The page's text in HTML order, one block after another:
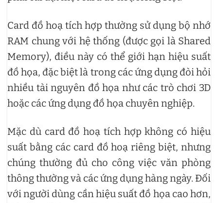
Card đồ hoạ tích hợp thường sử dụng bộ nhớ
RAM chung với hệ thống (được gọi là Shared
Memory), điều này có thể giới hạn hiệu suất
đồ họa, đặc biệt là trong các ứng dụng đòi hỏi
nhiều tài nguyên đồ họa như các trò chơi 3D
hoặc các ứng dụng đồ họa chuyên nghiệp.
Mặc dù card đồ hoạ tích hợp không có hiệu
suất bằng các card đồ hoạ riêng biệt, nhưng
chúng thường đủ cho công việc văn phòng
thông thường và các ứng dụng hàng ngày. Đối
với người dùng cần hiệu suất đồ họa cao hơn,